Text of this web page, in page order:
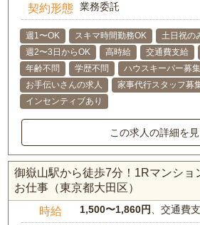
契約形態 業務委託
週1〜OK スキマ時間勤務OK
土日祝の
週2〜3日からOK
高時給 交通費支給
年齢不問
学歴不問 ハウスキーパー募集
お手伝いさんの求人
家事代行スタッフ募
インセンティブあり
この求人の詳細を
御嶽山駅から徒歩7分！1Rマンショ
お仕事（東京都大田区）
時給 1,500〜1,860円、交通費